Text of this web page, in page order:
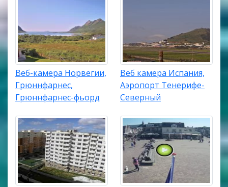
Веб-камера Норвегии,
Грюннфарнес,
Грюннфарнес-фьорд
Веб камера Испания,
Аэропорт Тенерифе-
Северный